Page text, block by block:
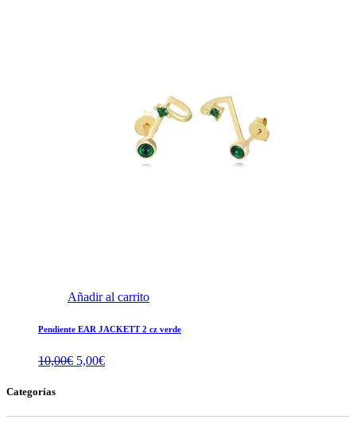
Añadir al carrito
Pendiente EAR JACKETT 2 cz verde
10,00€ El
10,00€.
5,00€El
5,00€.
Categorías